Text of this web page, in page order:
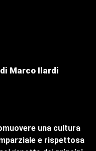
Marco Ilardi
una cultura
e rispettosa